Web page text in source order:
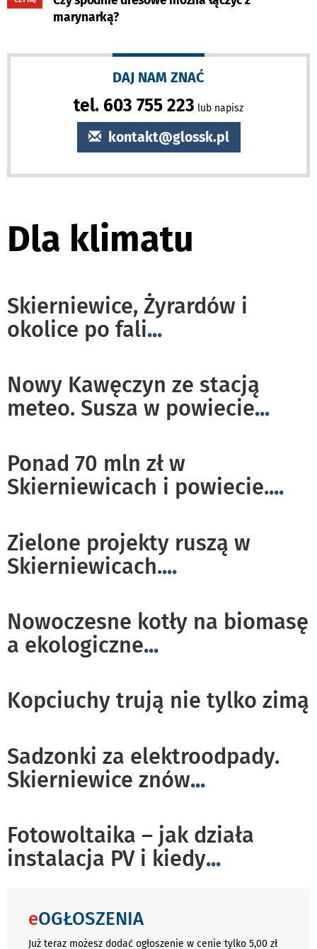
marynarką?
DAJ NAM ZNAĆ
tel. 603 755 223 lub napisz
kontakt@glossk.pl
Dla klimatu
Skierniewice, Żyrardów i
okolice po fali...
Nowy Kawęczyn ze stacją
meteo. Susza w powiecie...
Ponad 70 mln zł w
Skierniewicach i powiecie....
Zielone projekty ruszą w
Skierniewicach....
Nowoczesne kotły na biomasę
a ekologiczne...
Kopciuchy trują nie tylko zimą
Sadzonki za elektroodpady.
Skierniewice znów...
Fotowoltaika – jak działa
instalacja PV i kiedy...
eOGŁOSZENIA
Już teraz możesz dodać ogłoszenie w cenie tylko 5,00 zł